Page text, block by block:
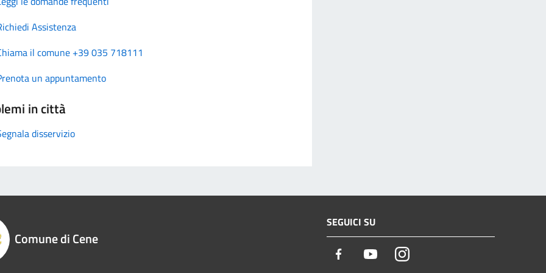
Assistenza
il comune +39 035 718111
un appuntamento
in città
disservizio
Comune di Cene
SEGUICI SU
Facebook YoutubeInstagram